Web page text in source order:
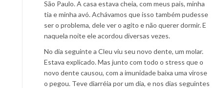
São Paulo. A casa estava cheia, com meus pais, minha
tia e minha avó. Achávamos que isso também pudesse
ser o problema, dele ver o agito e não querer dormir. E
naquela noite ele acordou diversas vezes.
No dia seguinte a Cleu viu seu novo dente, um molar.
Estava explicado. Mas junto com todo o stress que o
novo dente causou, com a imunidade baixa uma virose
o pegou. Teve diarréia por um dia, e nos dias seguintes